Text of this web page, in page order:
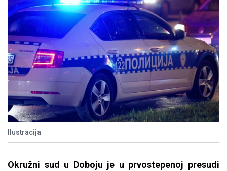
Ilustracija
Okružni sud u Doboju je u prvostepenoj presudi